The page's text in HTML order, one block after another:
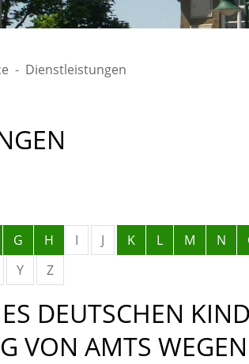
Dienstleistungen
G H I J K L M N
Y Z
DEUTSCHEN
VON AMTS WEGEN